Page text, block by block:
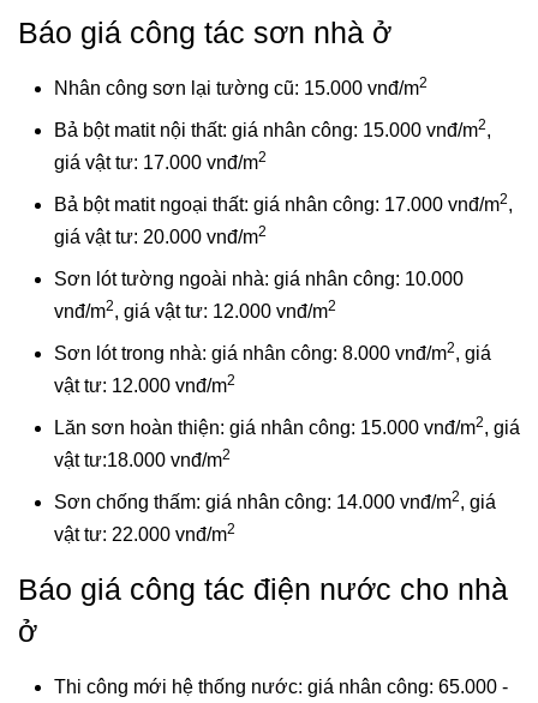
Báo giá công tác sơn nhà ở
Nhân công sơn lại tường cũ: 15.000 vnđ/m2
Bả bột matit nội thất: giá nhân công: 15.000 vnđ/m2,
giá vật tư: 17.000 vnđ/m2
Bả bột matit ngoại thất: giá nhân công: 17.000 vnđ/m2,
giá vật tư: 20.000 vnđ/m2
Sơn lót tường ngoài nhà: giá nhân công: 10.000
vnđ/m2, giá vật tư: 12.000 vnđ/m2
Sơn lót trong nhà: giá nhân công: 8.000 vnđ/m2, giá
vật tư: 12.000 vnđ/m2
Lăn sơn hoàn thiện: giá nhân công: 15.000 vnđ/m2, giá
vật tư:18.000 vnđ/m2
Sơn chống thấm: giá nhân công: 14.000 vnđ/m2, giá
vật tư: 22.000 vnđ/m2
Báo giá công tác điện nước cho nhà
ở
Thi công mới hệ thống nước: giá nhân công: 65.000 -